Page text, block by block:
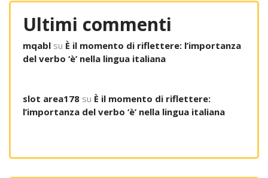
Ultimi commenti
mqabl su È il momento di riflettere: l’importanza
del verbo ‘è’ nella lingua italiana
slot area178 su È il momento di riflettere:
l’importanza del verbo ‘è’ nella lingua italiana